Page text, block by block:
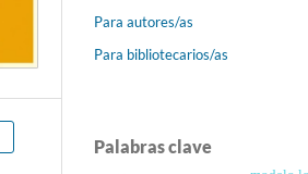
Para autores/as
Para bibliotecarios/as
Palabras clave